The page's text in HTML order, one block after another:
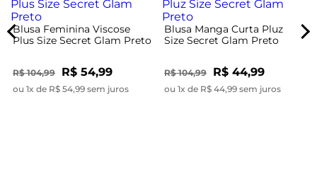
Blusa Feminina Viscose
Plus Size Secret Glam Preto
R$ 104,99 R$ 54,99
ou 1x de R$ 54,99 sem juros
Blusa Manga Curta Pluz
Size Secret Glam Preto
R$ 104,99 R$ 44,99
ou 1x de R$ 44,99 sem juros